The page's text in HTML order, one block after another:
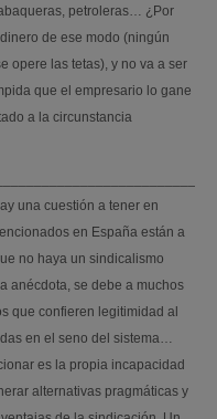
petroleras… ¿Por
de ese modo (ningún
opere las tetas), y no va a ser
que el empresario lo gane
a la circunstancia
una cuestión a tener en
en España están a
no haya un sindicalismo
anécdota, se debe a muchos
que confieren legitimidad al
en el seno del sistema…
es la propia incapacidad
alternativas pragmáticas y